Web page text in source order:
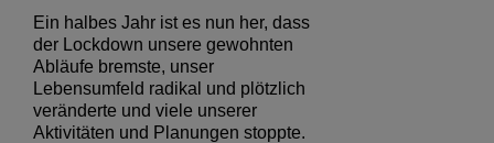
Ein halbes Jahr ist es nun her, dass
der Lockdown unsere gewohnten
Abläufe bremste, unser
Lebensumfeld radikal und plötzlich
veränderte und viele unserer
Aktivitäten und Planungen stoppte.